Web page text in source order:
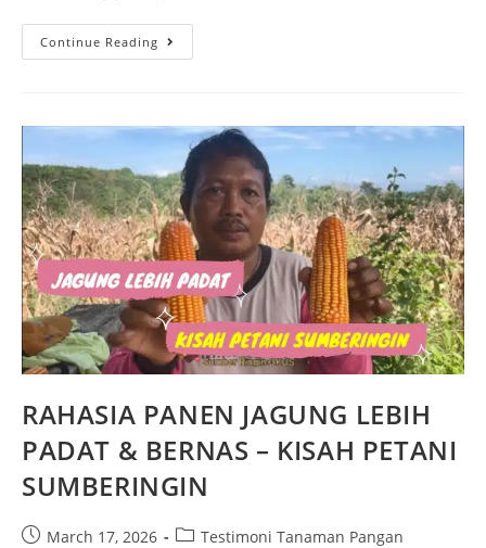
Continue Reading
RAHASIA PANEN JAGUNG LEBIH
PADAT & BERNAS – KISAH PETANI
SUMBERINGIN
March 17, 2026 Testimoni Tanaman Pangan